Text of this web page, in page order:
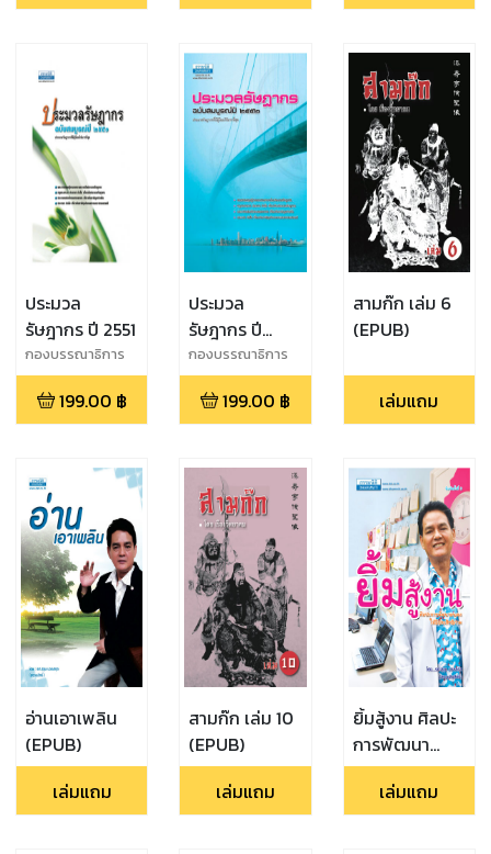
ประมวล
รัษฎากร ปี 2551
กองบรรณาธิการ
ธรรมนิติ
199.00 ฿
ประมวล
รัษฎากร ปี
2552
กองบรรณาธิการ
ธรรมนิติ
199.00 ฿
สามก๊ก เล่ม 6
(EPUB)
เล่มแถม
อ่านเอาเพลิน
(EPUB)
เล่มแถม
สามก๊ก เล่ม 10
(EPUB)
เล่มแถม
ยิ้มสู้งาน ศิลปะ
การพัฒนา
ตนเองให้มี
ประสิทธิภาพ
(EPUB)
เล่มแถม